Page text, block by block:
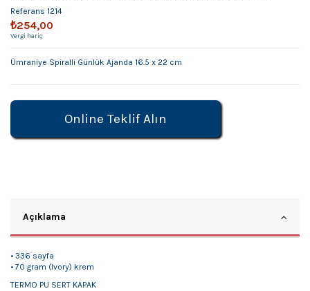
Referans 1214
₺254,00
Vergi hariç
Ümraniye Spiralli Günlük Ajanda 16.5 x 22 cm
Online Teklif Alın
Açıklama
• 336 sayfa
• 70 gram (Ivory) krem
TERMO PU SERT KAPAK